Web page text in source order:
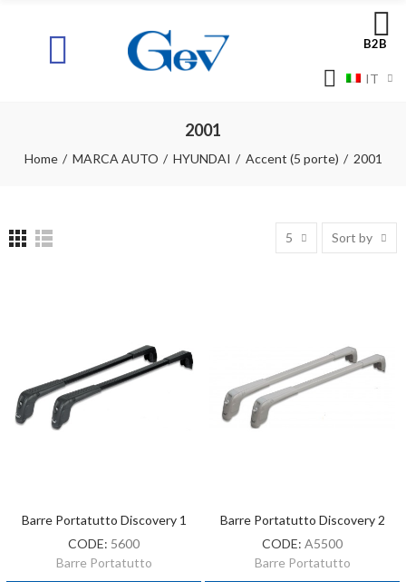
B2B
IT
2001
Home MARCA AUTO HYUNDAI Accent (5 porte) 2001
5 Sort by
Barre Portatutto Discovery 1
CODE: 5600
Barre Portatutto
Barre Portatutto Discovery 2
CODE: A5500
Barre Portatutto